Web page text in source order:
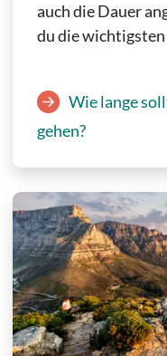
auch die Dauer
du die
Wie lange
gehen?